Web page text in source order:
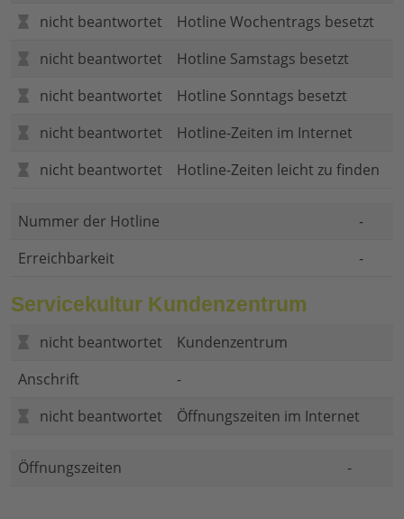
nicht beantwortet
Hotline Wochentrags besetzt
nicht beantwortet
Hotline Samstags besetzt
nicht beantwortet
Hotline Sonntags besetzt
nicht beantwortet
Hotline-Zeiten im Internet
nicht beantwortet
Hotline-Zeiten leicht zu finden
Nummer der Hotline
-
Erreichbarkeit
-
Servicekultur Kundenzentrum
nicht beantwortet
Kundenzentrum
Anschrift
-
nicht beantwortet
Öffnungszeiten im Internet
Öffnungszeiten -